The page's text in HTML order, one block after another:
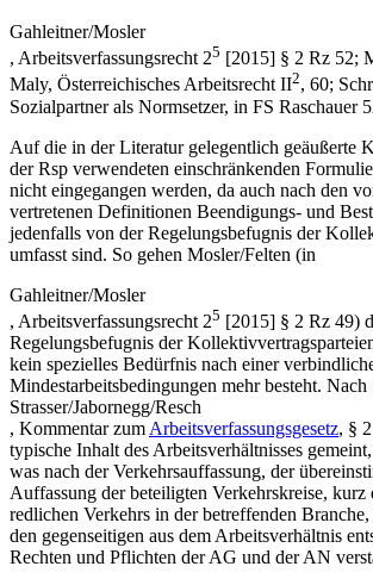
Gahleitner/Mosler
, Arbeitsverfassungsrecht 25 [2015] § 2 Rz 52;
Maly, Österreichisches Arbeitsrecht II2, 60;
Sozialpartner als Normsetzer, in FS Raschauer
Auf die in der Literatur gelegentlich geäußerte
der Rsp verwendeten einschränkenden
nicht eingegangen werden, da auch nach den
vertretenen Definitionen Beendigungs- und
jedenfalls von der Regelungsbefugnis der
umfasst sind. So gehen Mosler/Felten (in
Gahleitner/Mosler
, Arbeitsverfassungsrecht 25 [2015] § 2 Rz 49)
Regelungsbefugnis der
kein spezielles Bedürfnis nach einer
Mindestarbeitsbedingungen mehr besteht. Nach
Strasser/Jabornegg/Resch
, Kommentar zum Arbeitsverfassungsgesetz, §
typische Inhalt des Arbeitsverhältnisses
was nach der Verkehrsauffassung, der
Auffassung der beteiligten Verkehrskreise, kurz
redlichen Verkehrs in der betreffenden
den gegenseitigen aus dem Arbeitsverhältnis
Rechten und Pflichten der AG und der AN